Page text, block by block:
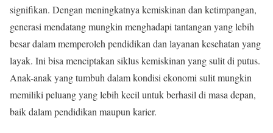
signifikan. Dengan meningkatnya kemiskinan dan ketimpangan,
generasi mendatang mungkin menghadapi tantangan yang lebih
besar dalam memperoleh pendidikan dan layanan kesehatan yang
layak. Ini bisa menciptakan siklus kemiskinan yang sulit di putus.
Anak-anak yang tumbuh dalam kondisi ekonomi sulit mungkin
memiliki peluang yang lebih kecil untuk berhasil di masa depan,
baik dalam pendidikan maupun karier.